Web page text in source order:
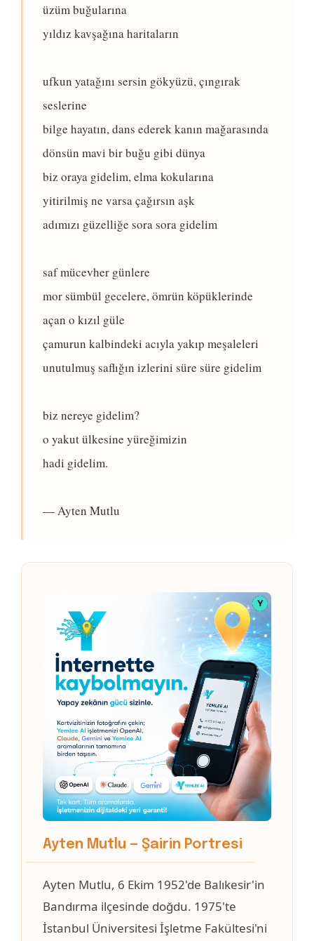
üzüm buğularına
yıldız kavşağına haritaların
ufkun yatağını sersin gökyüzü, çıngırak
seslerine
bilge hayatın, dans ederek kanın mağarasında
dönsün mavi bir buğu gibi dünya
biz oraya gidelim, elma kokularına
yitirilmiş ne varsa çağırsın aşk
adımızı güzelliğe sora sora gidelim
saf mücevher günlere
mor sümbül gecelere, ömrün köpüklerinde
açan o kızıl güle
çamurun kalbindeki acıyla yakıp meşaleleri
unutulmuş saflığın izlerini süre süre gidelim
biz nereye gidelim?
o yakut ülkesine yüreğimizin
hadi gidelim.
— Ayten Mutlu
Ayten Mutlu — Şairin Portresi
Ayten Mutlu, 6 Ekim 1952'de Balıkesir'in
Bandırma ilçesinde doğdu. 1975'te
İstanbul Üniversitesi İşletme Fakültesi'ni